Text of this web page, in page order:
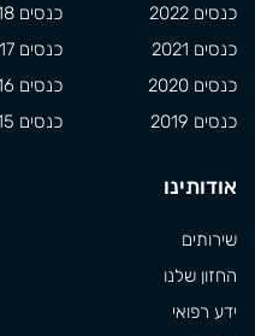
כנסים 2022
כנסים 2021
כנסים 2020
כנסים 2019
כנסים 2018
כנסים 2017
כנסים 2016
כנסים 2015
אודותינו
שירותים
החזון שלנו
ידע רפואי